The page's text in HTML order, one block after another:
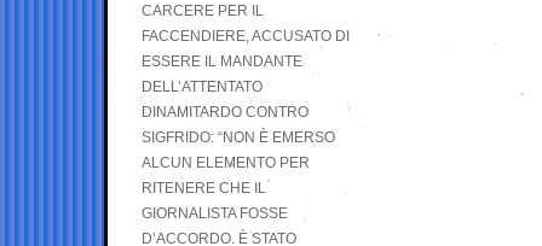
CARCERE PER IL
FACCENDIERE, ACCUSATO DI
ESSERE IL MANDANTE
DELL’ATTENTATO
DINAMITARDO CONTRO
SIGFRIDO: “NON È EMERSO
ALCUN ELEMENTO PER
RITENERE CHE IL
GIORNALISTA FOSSE
D’ACCORDO. È STATO